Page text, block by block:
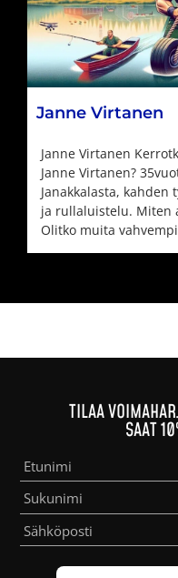
Janne Virtanen
Janne Virtanen
Janne Virtanen?
Janakkalasta, kahden
ja rullaluistelu. Miten
Olitko muita
TILAA
SAAT